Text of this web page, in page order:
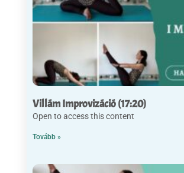
Villám Improvizáció (17:20)
Open to access this content
Tovább »